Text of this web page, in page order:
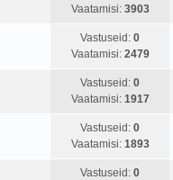
Vaatamisi: 3903
Vastuseid: 0
Vaatamisi: 2479
Vastuseid: 0
Vaatamisi: 1917
Vastuseid: 0
Vaatamisi: 1893
Vastuseid: 0